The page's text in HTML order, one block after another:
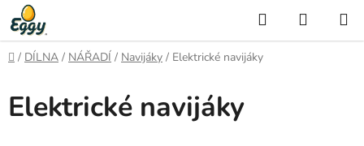
Přejít
na
obsah
Hledat
KOŠÍK
Domů
/ DÍLNA / NÁŘADÍ / Navijáky / Elektrické navijáky
Elektrické navijáky